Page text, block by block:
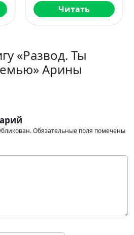
Читать
«Развод. Ты
Арины
Обязательные поля помечены